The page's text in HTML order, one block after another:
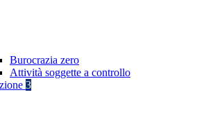
Burocrazia zero
Attività soggette a controllo
3